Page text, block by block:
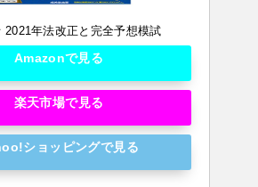
2021年法改正と完全予想模試
Amazonで見る
楽天市場で見る
ショッピングで見る